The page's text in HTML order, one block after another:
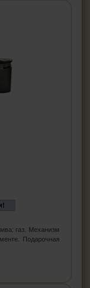
газ. Механизм
Подарочная
НИХ